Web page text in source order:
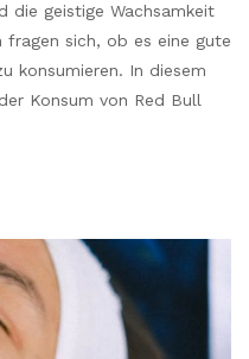
die geistige Wachsamkeit
fragen sich, ob es eine gute
konsumieren. In diesem
Konsum von Red Bull